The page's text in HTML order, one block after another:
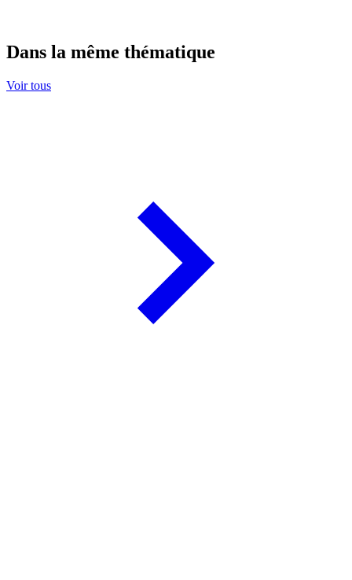
Dans la même thématique
Voir tous